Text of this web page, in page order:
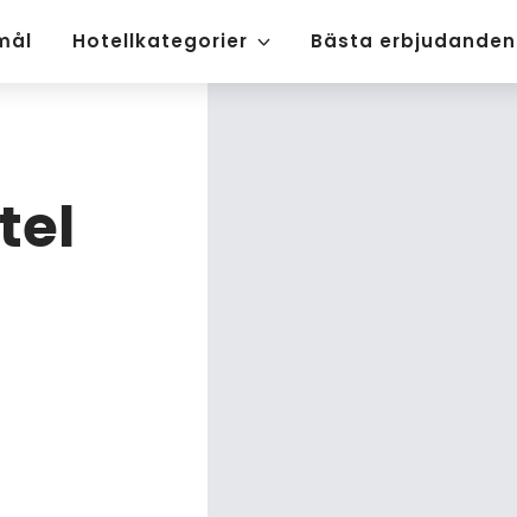
Hotellkategorier Bästa erbjudanden